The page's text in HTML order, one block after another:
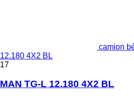
camion
12.180 4X2 BL
17
MAN TG-L 12.180 4X2 BL